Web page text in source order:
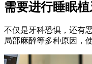
需要进行睡眠
不仅是牙科恐惧，还有
局部麻醉等多种原因，